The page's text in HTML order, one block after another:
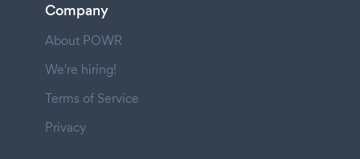
Company
About POWR
We're hiring!
Terms of Service
Privacy